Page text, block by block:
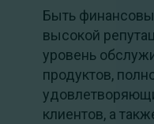
Быть
высокой
уровень
продуктов,
клиентов, а